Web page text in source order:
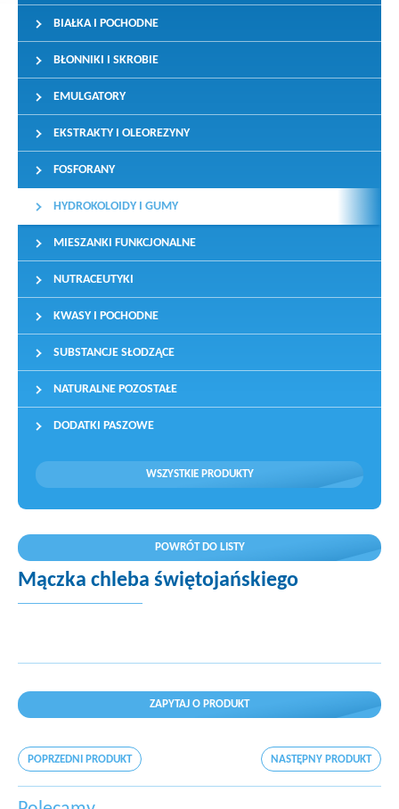
BIAŁKA I POCHODNE
BŁONNIKI I SKROBIE
EMULGATORY
EKSTRAKTY I OLEOREZYNY
FOSFORANY
HYDROKOLOIDY I GUMY
MIESZANKI FUNKCJONALNE
NUTRACEUTYKI
KWASY I POCHODNE
SUBSTANCJE SŁODZĄCE
NATURALNE POZOSTAŁE
DODATKI PASZOWE
WSZYSTKIE PRODUKTY
POWRÓT DO LISTY
Mączka chleba świętojańskiego
ZAPYTAJ O PRODUKT
POPRZEDNI PRODUKT NASTĘPNY PRODUKT